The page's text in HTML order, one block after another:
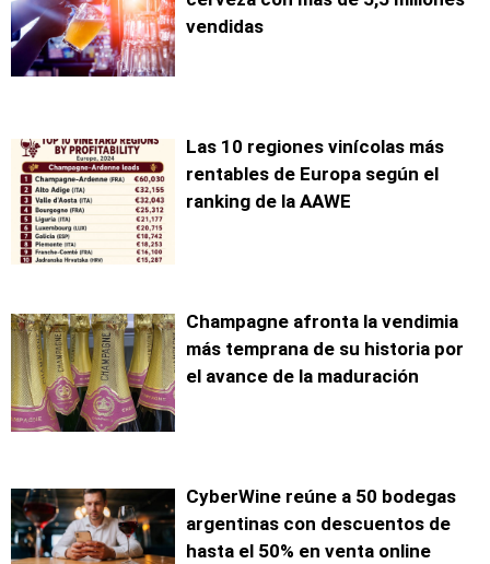
vendidas
Las 10 regiones vinícolas más
rentables de Europa según el
ranking de la AAWE
Champagne afronta la vendimia
más temprana de su historia por
el avance de la maduración
CyberWine reúne a 50 bodegas
argentinas con descuentos de
hasta el 50% en venta online